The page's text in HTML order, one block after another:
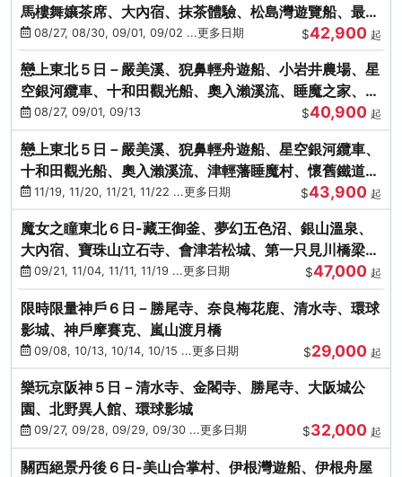
馬樓舞孃茶席、大內宿、抹茶體驗、松島灣遊覽船、最上
川輕舟、螃蟹御膳
08/27, 08/30, 09/01, 09/02 ...更多日期 $42,900 起
戀上東北５日－嚴美溪、猊鼻輕舟遊船、小岩井農場、星
空銀河纜車、十和田觀光船、奧入瀨溪流、睡魔之家、朱
紅社殿（仙台／青森）
08/27, 09/01, 09/13 $40,900 起
戀上東北５日－嚴美溪、猊鼻輕舟遊船、星空銀河纜車、
十和田觀光船、奧入瀨溪流、津輕藩睡魔村、懷舊鐵道
（青森／仙台）
11/19, 11/20, 11/21, 11/22 ...更多日期 $43,900 起
魔女之瞳東北６日-藏王御釜、夢幻五色沼、銀山溫泉、
大內宿、寶珠山立石寺、會津若松城、第一只見川橋梁、
燒肉吃到飽
09/21, 11/04, 11/11, 11/19 ...更多日期 $47,000 起
限時限量神戶６日－勝尾寺、奈良梅花鹿、清水寺、環球
影城、神戶摩賽克、嵐山渡月橋
09/08, 10/13, 10/14, 10/15 ...更多日期 $29,000 起
樂玩京阪神５日－清水寺、金閣寺、勝尾寺、大阪城公
園、北野異人館、環球影城
09/27, 09/28, 09/29, 09/30 ...更多日期 $32,000 起
關西絕景丹後６日-美山合掌村、伊根灣遊船、伊根舟屋